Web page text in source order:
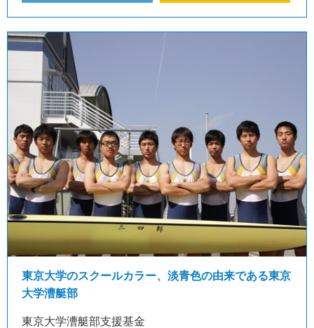
東京大学のスクールカラー、淡青色の由来である東京
大学漕艇部
東京大学漕艇部支援基金